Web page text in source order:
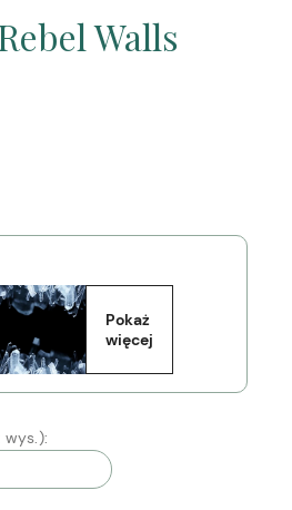
Walls
Pokaż
więcej